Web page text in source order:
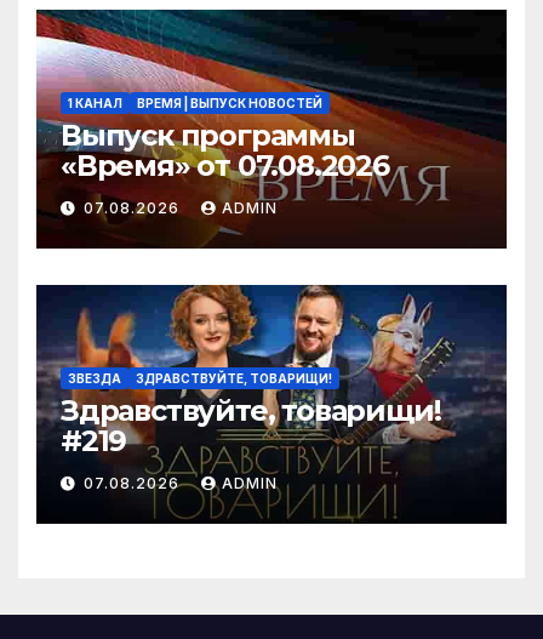
1 КАНАЛ ВРЕМЯ | ВЫПУСК НОВОСТЕЙ
Выпуск программы
«Время» от 07.08.2026
07.08.2026 ADMIN
ЗВЕЗДА ЗДРАВСТВУЙТЕ, ТОВАРИЩИ!
Здравствуйте, товарищи!
#219
07.08.2026 ADMIN